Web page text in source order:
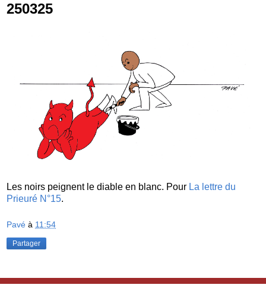
250325
Les noirs peignent le diable en blanc. Pour La lettre du
Prieuré N°15.
Pavé à 11:54
Partager